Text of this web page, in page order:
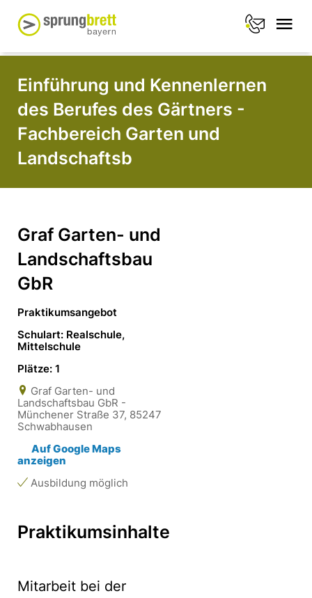
Einführung und Kennenlernen
des Berufes des Gärtners -
Fachbereich Garten und
Landschaftsb
Graf Garten- und
Landschaftsbau
GbR
Praktikumsangebot
Schulart: Realschule,
Mittelschule
Plätze: 1
Graf Garten- und
Landschaftsbau GbR -
Münchener Straße 37, 85247
Schwabhausen
Auf Google Maps
anzeigen
Ausbildung möglich
Praktikumsinhalte
Mitarbeit bei der